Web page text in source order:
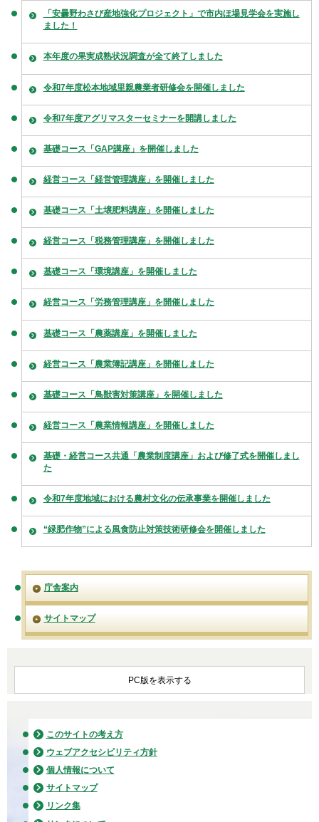
「安曇野わさび産地強化プロジェクト」で市内ほ場見学会を実施し
ました！
本年度の果実成熟状況調査が全て終了しました
令和7年度松本地域里親農業者研修会を開催しました
令和7年度アグリマスターセミナーを開講しました
基礎コース「GAP講座」を開催しました
経営コース「経営管理講座」を開催しました
基礎コース「土壌肥料講座」を開催しました
経営コース「税務管理講座」を開催しました
基礎コース「環境講座」を開催しました
経営コース「労務管理講座」を開催しました
基礎コース「農薬講座」を開催しました
経営コース「農業簿記講座」を開催しました
基礎コース「鳥獣害対策講座」を開催しました
経営コース「農業情報講座」を開催しました
基礎・経営コース共通「農業制度講座」および修了式を開催しまし
た
令和7年度地域における農村文化の伝承事業を開催しました
“緑肥作物”による風食防止対策技術研修会を開催しました
庁舎案内
サイトマップ
PC版を表示する
このサイトの考え方
ウェブアクセシビリティ方針
個人情報について
サイトマップ
リンク集